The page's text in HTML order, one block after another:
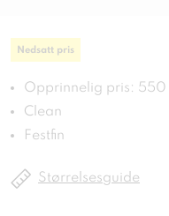
Nedsatt pris
Opprinnelig pris: 550
Clean
Festfin
Størrelsesguide